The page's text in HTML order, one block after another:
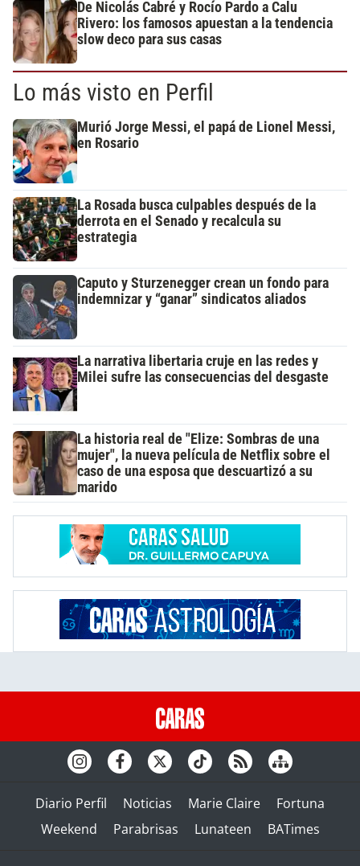
De Nicolás Cabré y Rocío Pardo a Calu
Rivero: los famosos apuestan a la tendencia
slow deco para sus casas
Lo más visto en Perfil
Murió Jorge Messi, el papá de Lionel Messi,
en Rosario
La Rosada busca culpables después de la
derrota en el Senado y recalcula su
estrategia
Caputo y Sturzenegger crean un fondo para
indemnizar y “ganar” sindicatos aliados
La narrativa libertaria cruje en las redes y
Milei sufre las consecuencias del desgaste
La historia real de "Elize: Sombras de una
mujer", la nueva película de Netflix sobre el
caso de una esposa que descuartizó a su
marido
Diario Perfil Noticias Marie Claire
Fortuna
Weekend
Parabrisas Lunateen BATimes